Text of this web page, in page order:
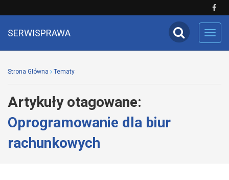
SERWISPRAWA
Strona Główna Tematy
Artykuły otagowane:
Oprogramowanie dla biur
rachunkowych